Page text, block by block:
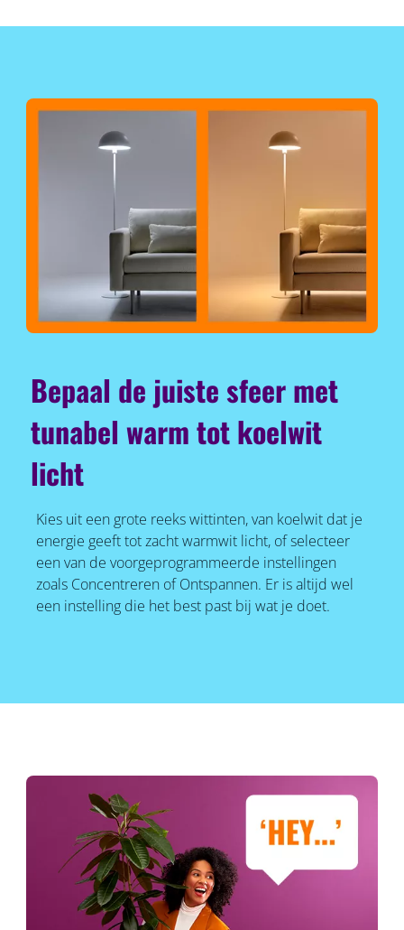
Bepaal de juiste sfeer met
tunabel warm tot koelwit
licht
Kies uit een grote reeks wittinten, van koelwit dat je
energie geeft tot zacht warmwit licht, of selecteer
een van de voorgeprogrammeerde instellingen
zoals Concentreren of Ontspannen. Er is altijd wel
een instelling die het best past bij wat je doet.